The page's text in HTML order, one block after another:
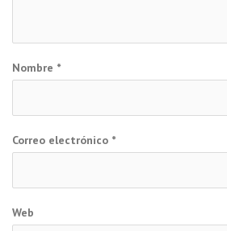
Nombre *
Correo electrónico *
Web